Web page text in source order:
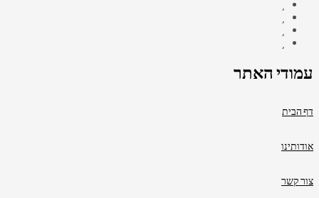
עמודי האתר
דף הבית
אודותינו
צור קשר